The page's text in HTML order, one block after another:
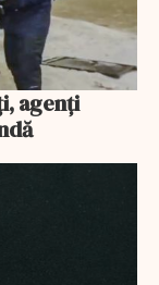
agenți